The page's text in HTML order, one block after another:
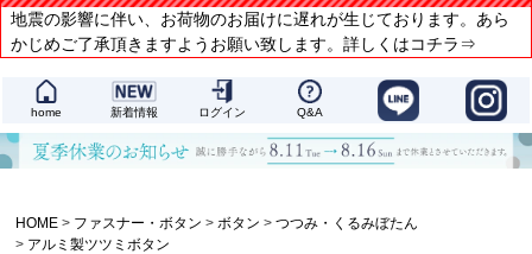
地震の影響に伴い、お荷物のお届けに遅れが生じております。あら
かじめご了承頂きますようお願い致します。詳しくはコチラ⇒
home 新着情報 ログイン Q&A
HOME ファスナー・ボタン ボタン
つつみ・くるみぼたん
アルミ製ツツミボタン